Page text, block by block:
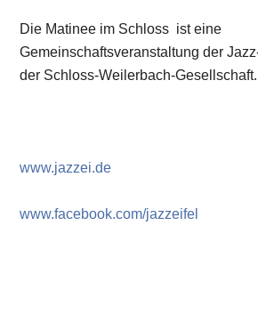
Die Matinee im Schloss ist eine
Gemeinschaftsveranstaltung der
der Schloss-Weilerbach-Gesellschaft.
www.jazzei.de
www.facebook.com/jazzeifel